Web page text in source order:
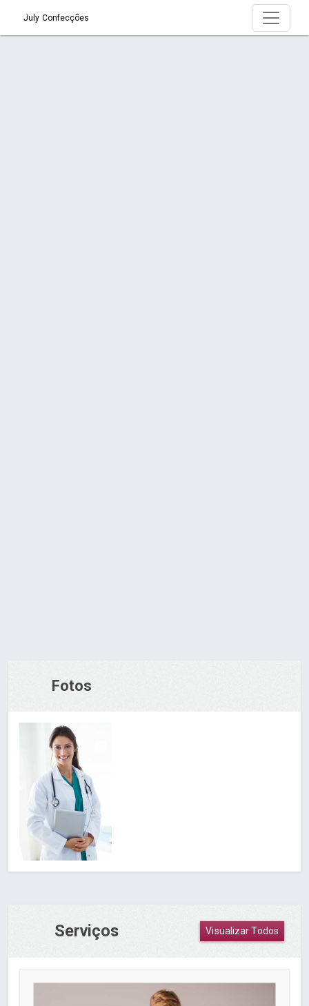
July Confecções
Fotos
Serviços Visualizar Todos